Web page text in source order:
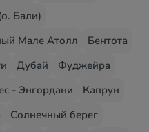
Бали)
Мале Атолл
Бентота
Дубай
Фуджейра
- Энгордани
Капрун
Солнечный берег